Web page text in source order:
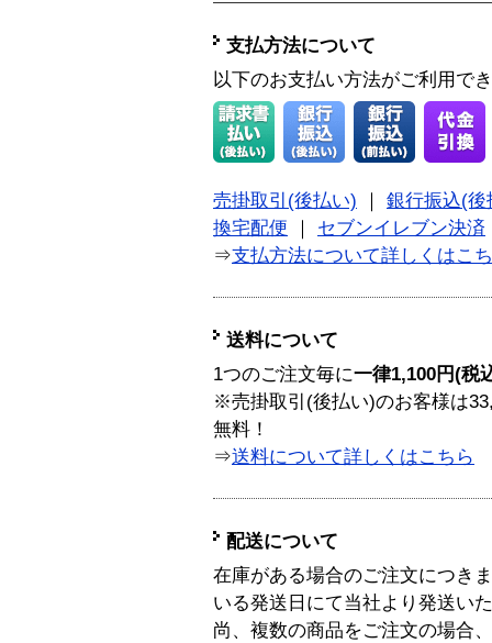
支払方法について
以下のお支払い方法がご利用で
売掛取引(後払い)
銀行振込(後
換宅配便
セブンイレブン決済
⇒支払方法について詳しくはこ
送料について
1つのご注文毎に一律1,100円(税
※売掛取引(後払い)のお客様は
無料！
⇒送料について詳しくはこちら
配送について
在庫がある場合のご注文につき
いる発送日にて当社より発送い
尚、複数の商品をご注文の場合